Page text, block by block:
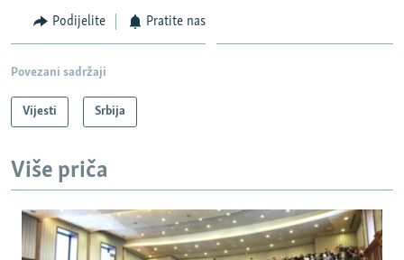
Podijelite Pratite nas
Povezani sadržaji
Vijesti Srbija
Više priča